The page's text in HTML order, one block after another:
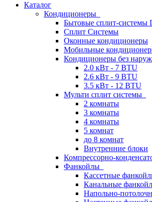
Каталог
Кондиционеры
Бытовые сплит-системы
Сплит Системы
Оконные кондиционеры
Мобильные
Кондиционеры без
2.0 кВт - 7 BTU
2.6 кВт - 9 BTU
3.5 кВт - 12 BTU
Мульти сплит системы
2 комнаты
3 комнаты
4 комнаты
5 комнат
до 8 комнат
Внутренние блоки
Компрессорно-
Фанкойлы
Кассетные
Канальные
Напольно-